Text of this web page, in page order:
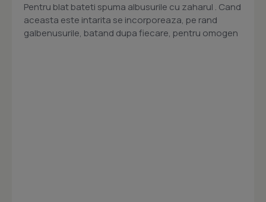
Pentru blat bateti spuma albusurile cu zaharul . Cand
aceasta este intarita se incorporeaza, pe rand
galbenusurile, batand dupa fiecare, pentru omogen